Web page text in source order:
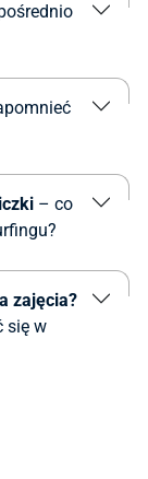
– co
zajęcia?
się w